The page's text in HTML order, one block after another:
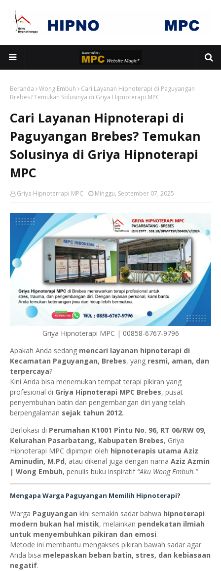
Beranda Wong Embuh
Cari Layanan Hipnoterapi di Paguyangan
Brebes? Temukan Solusinya di Griya Hipnoterapi MPC
Cari Layanan Hipnoterapi di
Paguyangan Brebes? Temukan
Solusinya di Griya Hipnoterapi
MPC
Griya Hipnoterrapi MPC Minggu, September 07, 2025
Griya Hipnoterapi MPC | 00858-6767-9796
Apakah Anda sedang mencari layanan hipnoterapi di
Kecamatan Paguyangan, Brebes, yang resmi, aman, dan
terpercaya?
Kini Anda bisa menemukan tempat terapi pikiran yang
profesional di Griya Hipnoterapi MPC Brebes, pusat
penyembuhan batin dan pengembangan diri yang telah
berpengalaman sejak tahun 2012.
Berlokasi di Perumahan K1001 Pintu No. 96, RT 06/RW 09,
Kelurahan Pasarbatang, Kabupaten Brebes, Griya
Hipnoterapi MPC dipimpin oleh hipnoterapis utama Aziz
Aminudin, M.Pd, atau dikenal juga dengan nama Aziz Azmin
| Wong Embuh, penulis buku inspiratif “Aku Wong Embuh.”
Mengapa Warga Paguyangan Memilih Hipnoterapi?
Warga Paguyangan kini semakin sadar bahwa hipnoterapi
modern bukan hal mistik, melainkan pendekatan ilmiah
untuk menyembuhkan pikiran dan emosi.
Metode ini membantu mengakses pikiran bawah sadar agar
Anda bisa melepaskan beban batin, stres, dan kebiasaan
negatif.